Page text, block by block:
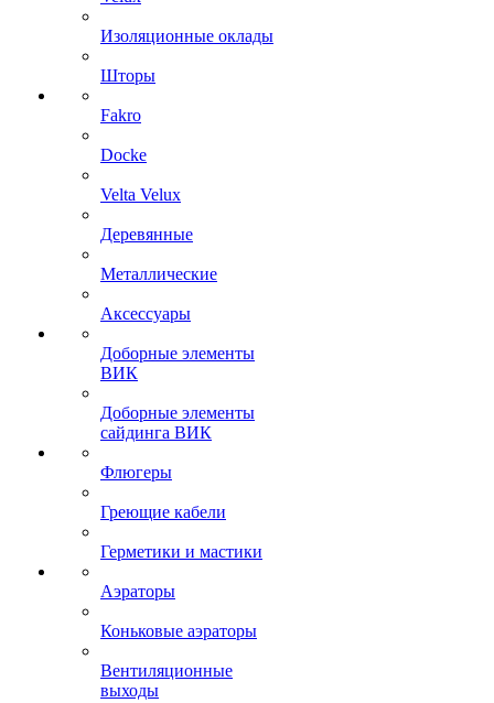
Изоляционные оклады
Шторы
Fakro
Docke
Velta Velux
Деревянные
Металлические
Аксессуары
Доборные элементы
ВИК
Доборные элементы
сайдинга ВИК
Флюгеры
Греющие кабели
Герметики и мастики
Аэраторы
Коньковые аэраторы
Вентиляционные
выходы